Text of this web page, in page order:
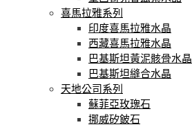
喜馬拉雅系列
印度喜馬拉雅水晶
西藏喜馬拉雅水晶
巴基斯坦黃泥骸骨水晶
巴基斯坦縫合水晶
天地公司系列
蘇菲亞玫瑰石
挪威矽鈹石